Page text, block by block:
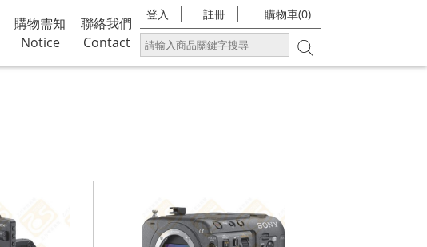
購物需知
Notice
聯絡我們
Contact
登入 註冊 購物車(0)